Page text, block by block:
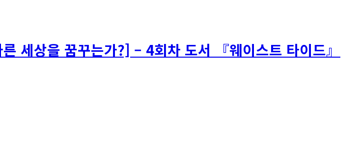
세상을 꿈꾸는가?] – 4회차 도서 『웨이스트 타이드』